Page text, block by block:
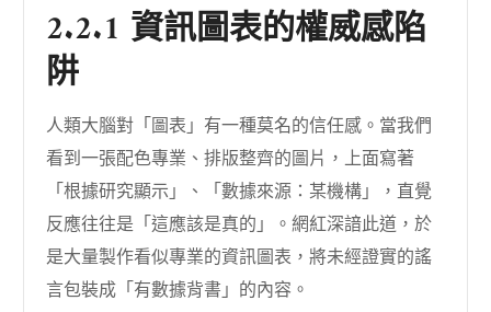
2.2.1 資訊圖表的權威感陷
阱
人類大腦對「圖表」有一種莫名的信任感。當我們
看到一張配色專業、排版整齊的圖片，上面寫著
「根據研究顯示」、「數據來源：某機構」，直覺
反應往往是「這應該是真的」。網紅深諳此道，於
是大量製作看似專業的資訊圖表，將未經證實的謠
言包裝成「有數據背書」的內容。